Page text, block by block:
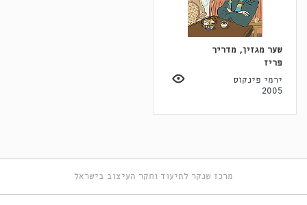
שער מגזין, מדריך
פריז
ירמי פינקוס
2005
מרכז שנקר לתיעוד וחקר העיצוב בישראל